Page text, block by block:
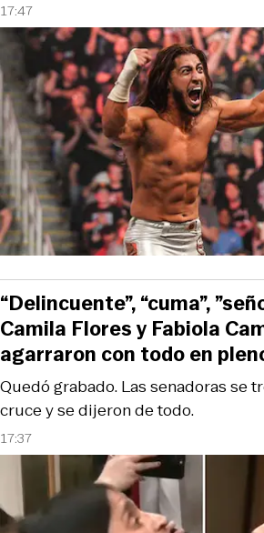
17:47
17:37
Quedó grabado. Las senadoras se
cruce y se dijeron de todo.
“Delincuente”, “cuma”,
Camila Flores y Fabiola
agarraron con todo en